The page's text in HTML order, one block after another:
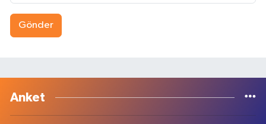
Gönder
Anket